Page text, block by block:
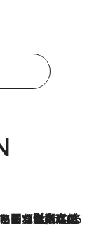
つまで続く？《エネルギー専門家に聞く“どうなる日本の暮らし”》